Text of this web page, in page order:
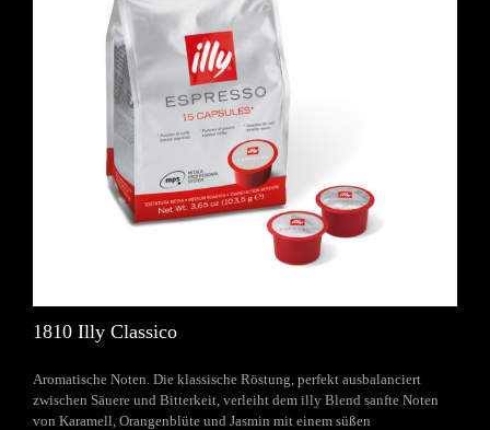
1810 Illy Classico
Aromatische Noten. Die klassische Röstung, perfekt ausbalanciert
zwischen Säuere und Bitterkeit, verleiht dem illy Blend sanfte Noten
von Karamell, Orangenblüte und Jasmin mit einem süßen